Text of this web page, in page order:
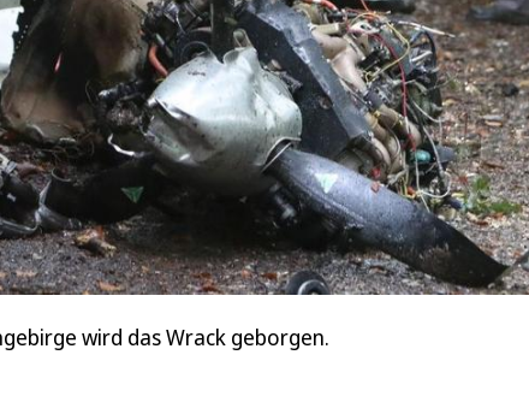
wird das Wrack geborgen.